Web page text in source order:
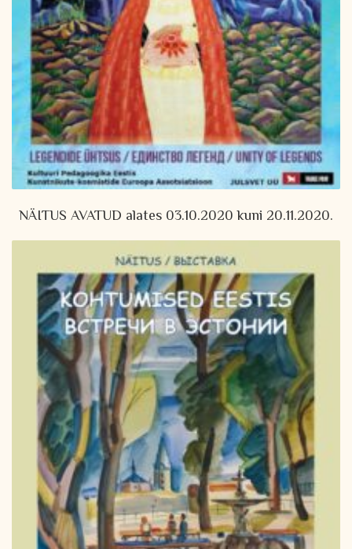
NÄITUS AVATUD alates 03.10.2020 kuni 20.11.2020.